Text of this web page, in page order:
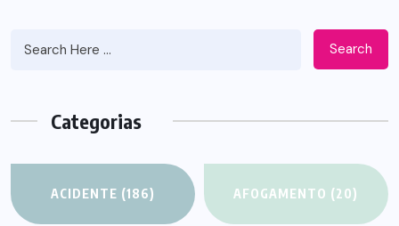
Search
Categorias
ACIDENTE (186) AFOGAMENTO (20)